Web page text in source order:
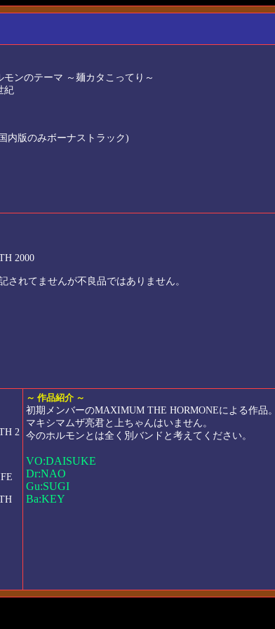
ンのテーマ ～麺カタこってり～
紀
内版のみボーナストラック)
2000
されてませんが不良品ではありません。
2
～ 作品紹介 ～
初期メンバーのMAXIMUM THE HORMONEによる作品
マキシマムザ亮君と上ちゃんはいません。
今のホルモンとは全く別バンドと考えてください。
VO:DAISUKE
Dr:NAO
Gu:SUGI
Ba:KEY